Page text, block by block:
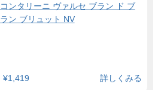
コンタリーニ ヴァルセ ブラン ド ブ
ラン ブリュット NV
¥1,419 詳しくみる